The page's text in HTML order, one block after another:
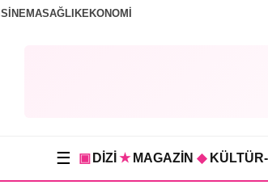
SİNEMASAĞLIKEKONOMİ
☰ ▣ DİZİ ★ MAGAZİN ◆